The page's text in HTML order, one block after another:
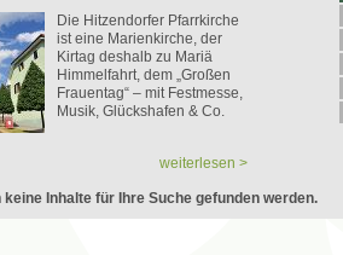
Die Hitzendorfer Pfarrkirche
ist eine Marienkirche, der
Kirtag deshalb zu Mariä
Himmelfahrt, dem „Großen
Frauentag“ – mit Festmesse,
Musik, Glückshafen & Co.
weiterlesen >
keine Inhalte für Ihre Suche gefunden werden.